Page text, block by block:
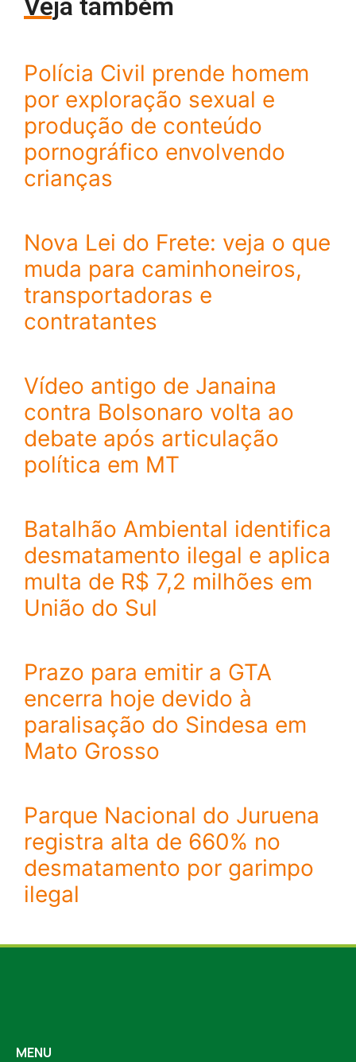
Polícia Civil prende homem
por exploração sexual e
produção de conteúdo
pornográfico envolvendo
crianças
Nova Lei do Frete: veja o que
muda para caminhoneiros,
transportadoras e
contratantes
Vídeo antigo de Janaina
contra Bolsonaro volta ao
debate após articulação
política em MT
Batalhão Ambiental identifica
desmatamento ilegal e aplica
multa de R$ 7,2 milhões em
União do Sul
Prazo para emitir a GTA
encerra hoje devido à
paralisação do Sindesa em
Mato Grosso
Parque Nacional do Juruena
registra alta de 660% no
desmatamento por garimpo
ilegal
MENU